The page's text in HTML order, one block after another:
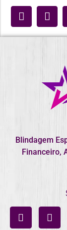
Blindagem
Financeiro,